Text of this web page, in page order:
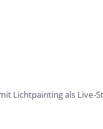
mit Lichtpainting als Live-